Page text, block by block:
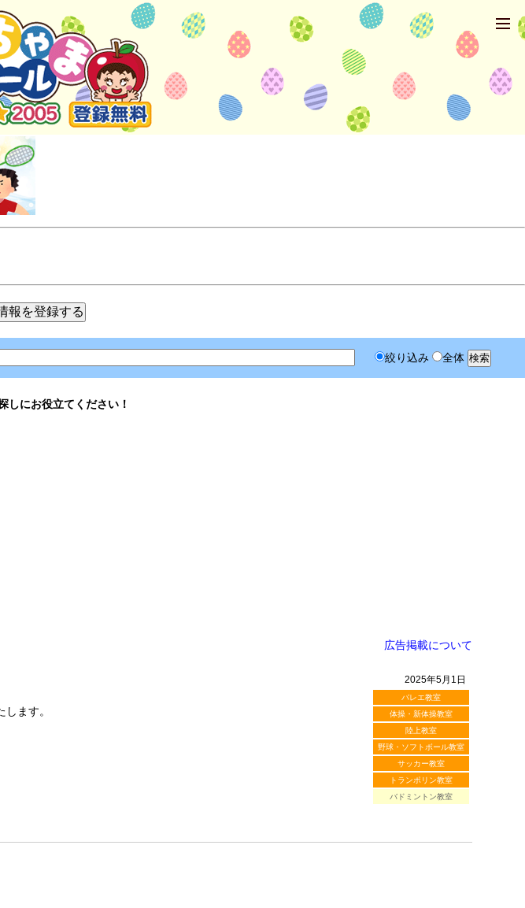
絞り込み 全体
しにお役立てください！
広告掲載について
2025年5月1日
バレエ教室
体操・新体操教室
陸上教室
野球・ソフトボール教室
サッカー教室
トランポリン教室
バドミントン教室
ます。